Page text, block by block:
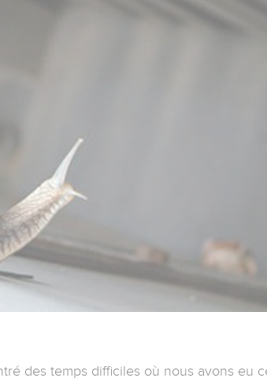
des temps difficiles où nous avons eu